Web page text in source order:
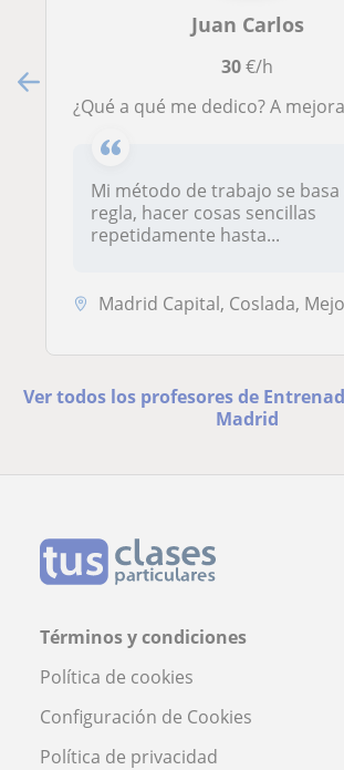
Juan Carlos
30€/h
¿Qué a qué me dedico? A mejorar la salud de las personas a través del ejercicio físico. Especializado en población general, no todos queremos competir, si eres de los que quiere entrenar por salud y por
Mi método de trabajo se basa
regla, hacer cosas sencillas
repetidamente hasta...
Madrid Capital, Coslada, Mejorada del Campo, San
Ver todos los profesores de
Madrid
Términos y condiciones
Política de cookies
Configuración de Cookies
Política de privacidad